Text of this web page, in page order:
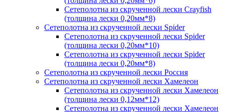
Сетеполотна из скрученной лески Crayfish
(толщина лески 0,20мм*8)
Сетеполотна из скрученной лески Spider
Сетеполотна из скрученной лески Spider
(толщина лески 0,20мм*10)
Сетеполотна из скрученной лески Spider
(толщина лески 0,20мм*8)
Сетеполотна из скрученной лески Россия
Сетеполотна из скрученной лески Хамелеон
Сетеполотна из скрученной лески Хамелеон
(толщина лески 0,12мм*12)
Сетеполотна из скрученной лески Хамелеон